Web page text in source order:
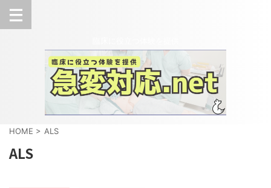
HOME > ALS
ALS